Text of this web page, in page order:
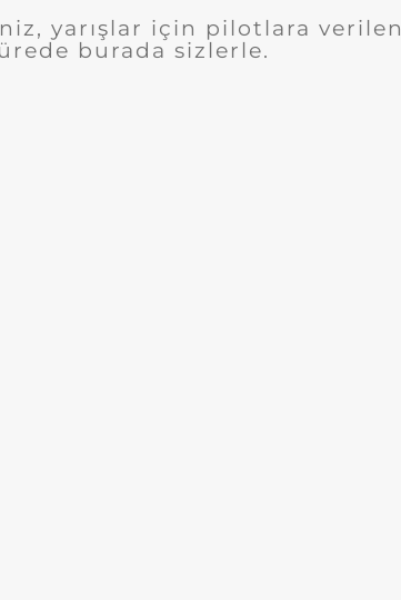
yarışlar için pilotlara verilen
burada sizlerle.